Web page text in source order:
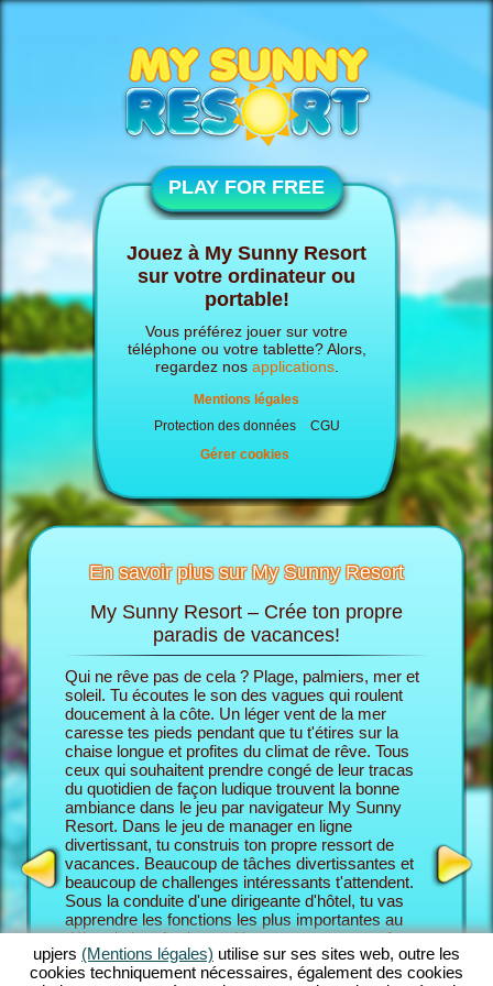
PLAY FOR FREE
Jouez à My Sunny Resort
sur votre ordinateur ou
portable!
Vous préférez jouer sur votre
téléphone ou votre tablette? Alors,
regardez nos applications.
Mentions légales
Protection des données
CGU
Gérer cookies
En savoir plus sur My Sunny Resort
My Sunny Resort – Crée ton propre
paradis de vacances!
Qui ne rêve pas de cela ? Plage, palmiers, mer et
soleil. Tu écoutes le son des vagues qui roulent
doucement à la côte. Un léger vent de la mer
caresse tes pieds pendant que tu t'étires sur la
chaise longue et profites du climat de rêve. Tous
ceux qui souhaitent prendre congé de leur tracas
du quotidien de façon ludique trouvent la bonne
ambiance dans le jeu par navigateur My Sunny
Resort. Dans le jeu de manager en ligne
divertissant, tu construis ton propre ressort de
vacances. Beaucoup de tâches divertissantes et
beaucoup de challenges intéressants t'attendent.
Sous la conduite d'une dirigeante d'hôtel, tu vas
apprendre les fonctions les plus importantes au
début du jeu. Après, tu démarres ton propre rêve
de vacances. Tu construis ton ressort de place
individuellement conçu. Bien sûr, tu as des
Dans
son
partir
En fin
pour
Resort,
En tant
Resort,
upjers (Mentions légales) utilise sur ses sites web, outre les
cookies techniquement nécessaires, également des cookies